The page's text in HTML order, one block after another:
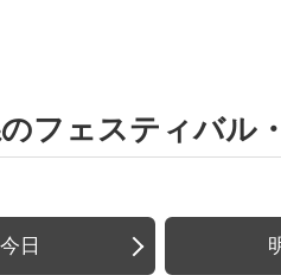
フェスティバル
今日